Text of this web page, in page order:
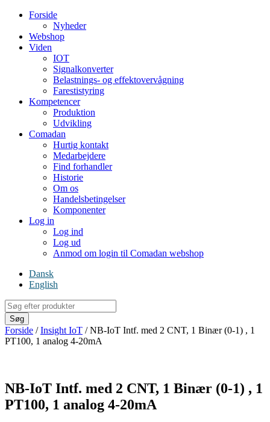
Forside
Nyheder
Webshop
Viden
IOT
Signalkonverter
Belastnings- og effektovervågning
Farestistyring
Kompetencer
Produktion
Udvikling
Comadan
Hurtig kontakt
Medarbejdere
Find forhandler
Historie
Om os
Handelsbetingelser
Komponenter
Log in
Log ind
Log ud
Anmod om login til Comadan webshop
Dansk
English
Products
search
Søg
Forside /Insight IoT / NB-IoT Intf. med 2 CNT, 1 Binær (0-1) , 1
PT100, 1 analog 4-20mA
NB-IoT Intf. med 2 CNT, 1 Binær (0-1) , 1
PT100, 1 analog 4-20mA